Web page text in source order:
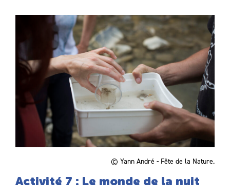
© Yann André - Fête de la Nature.
Activité 7 : Le monde de la nuit